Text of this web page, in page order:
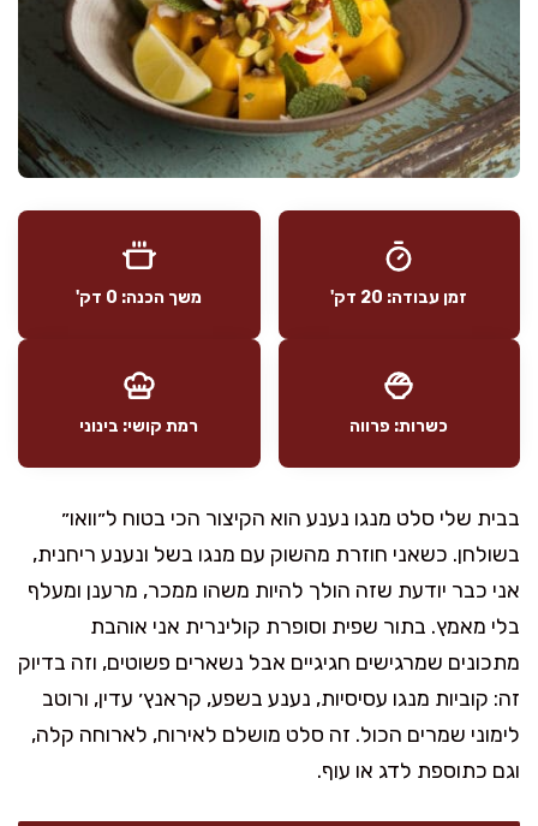
זמן עבודה: 20 דק' משך הכנה: 0 דק'
כשרות: פרווה רמת קושי: בינוני
בבית שלי סלט מנגו נענע הוא הקיצור הכי בטוח ל״וואו״
בשולחן. כשאני חוזרת מהשוק עם מנגו בשל ונענע ריחנית,
אני כבר יודעת שזה הולך להיות משהו ממכר, מרענן ומעלף
בלי מאמץ. בתור שפית וסופרת קולינרית אני אוהבת
מתכונים שמרגישים חגיגיים אבל נשארים פשוטים, וזה בדיוק
זה: קוביות מנגו עסיסיות, נענע בשפע, קראנץ׳ עדין, ורוטב
לימוני שמרים הכול. זה סלט מושלם לאירוח, לארוחה קלה,
וגם כתוספת לדג או עוף.